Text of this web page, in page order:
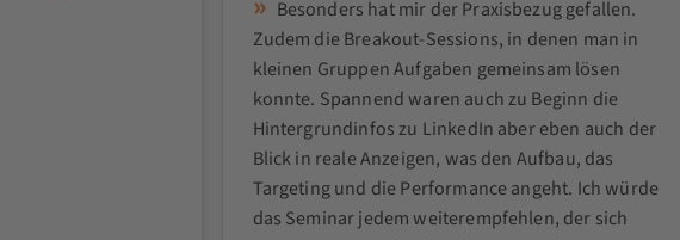
Besonders hat mir der Praxisbezug gefallen.
Zudem die Breakout-Sessions, in denen man in
kleinen Gruppen Aufgaben gemeinsam lösen
konnte. Spannend waren auch zu Beginn die
Hintergrundinfos zu LinkedIn aber eben auch der
Blick in reale Anzeigen, was den Aufbau, das
Targeting und die Performance angeht. Ich würde
das Seminar jedem weiterempfehlen, der sich